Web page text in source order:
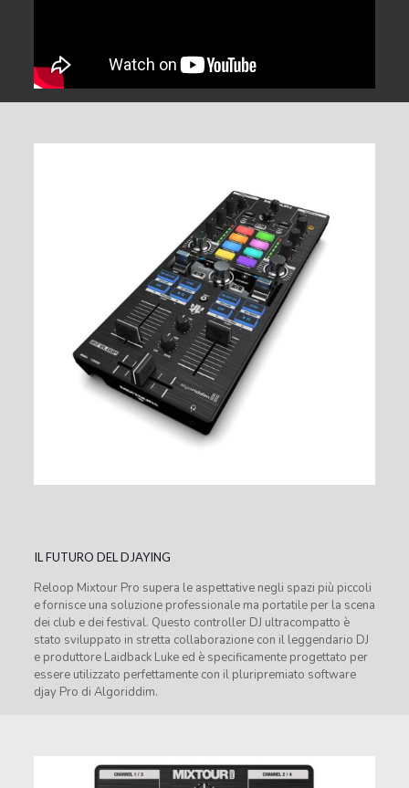
IL FUTURO DEL DJAYING
Reloop Mixtour Pro supera le aspettative negli spazi più piccoli
e fornisce una soluzione professionale ma portatile per la scena
dei club e dei festival. Questo controller DJ ultracompatto è
stato sviluppato in stretta collaborazione con il leggendario DJ
e produttore Laidback Luke ed è specificamente progettato per
essere utilizzato perfettamente con il pluripremiato software
djay Pro di Algoriddim.